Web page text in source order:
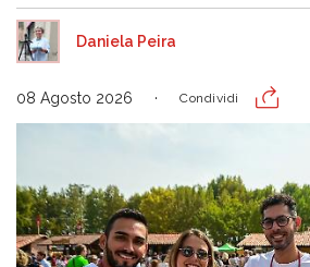
Daniela Peira
08 Agosto 2026 Condividi